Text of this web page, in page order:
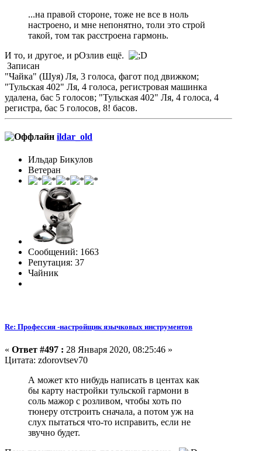
...на правой стороне, тоже не все в ноль
настроено, и мне непонятно, толи это строй
такой, том так расстроена гармонь.
И то, и другое, и рОзлив ещё.
Записан
"Чайка" (Шуя) Ля, 3 голоса, фагот под движком;
"Тульская 402" Ля, 4 голоса, регистровая машинка
удалена, бас 5 голосов; "Тульская 402" Ля, 4 голоса, 4
регистра, бас 5 голосов, 8! басов.
ildar_old
Ильдар Бикулов
Ветеран
Сообщений: 1663
Репутация: 37
Чайник
Re: Профессия -настройщик язычковых инструментов
« Ответ #497 : 28 Января 2020, 08:25:46 »
Цитата: zdorovtsev70
А может кто нибудь написать в центах как
бы карту настройки тульской гармони в
соль мажор с розливом, чтобы хоть по
тюнеру отстроить сначала, а потом уж на
слух пытаться что-то исправить, если не
звучно будет.